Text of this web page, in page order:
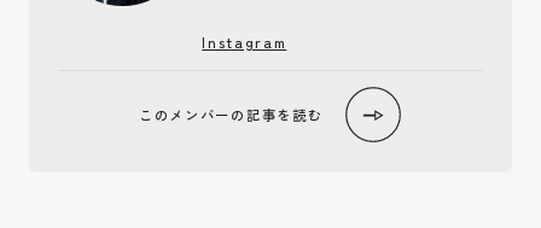
Instagram
このメンバーの記事を読む